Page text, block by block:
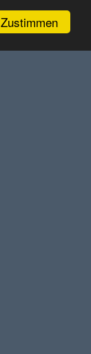
Zustimmen